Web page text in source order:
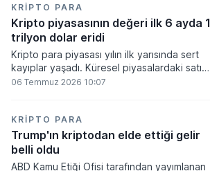
olarak belirlendi.
KRIPTO PARA
Kripto piyasasının değeri ilk 6 ayda 1
trilyon dolar eridi
Kripto para piyasası yılın ilk yarısında sert
kayıplar yaşadı. Küresel piyasalardaki satış
baskısı ve artan faiz baskısının etkisiyle
06 Temmuz 2026 10:07
KRIPTO PARA
Trump'ın kriptodan elde ettiği gelir
belli oldu
ABD Kamu Etiği Ofisi tarafından yayımlanan